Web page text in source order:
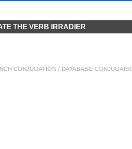
THE VERB IRRADIER
CONJUGATION / DATABASE